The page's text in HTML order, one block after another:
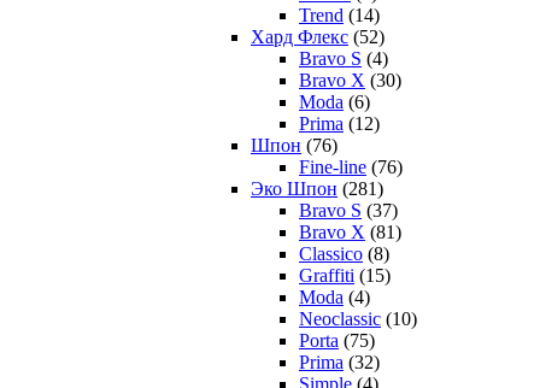
Trend (14)
Хард Флекс (52)
Bravo S (4)
Bravo X (30)
Moda (6)
Prima (12)
Шпон (76)
Fine-line (76)
Эко Шпон (281)
Bravo S (37)
Bravo X (81)
Classico (8)
Graffiti (15)
Moda (4)
Neoclassic (10)
Porta (75)
Prima (32)
Simple (4)